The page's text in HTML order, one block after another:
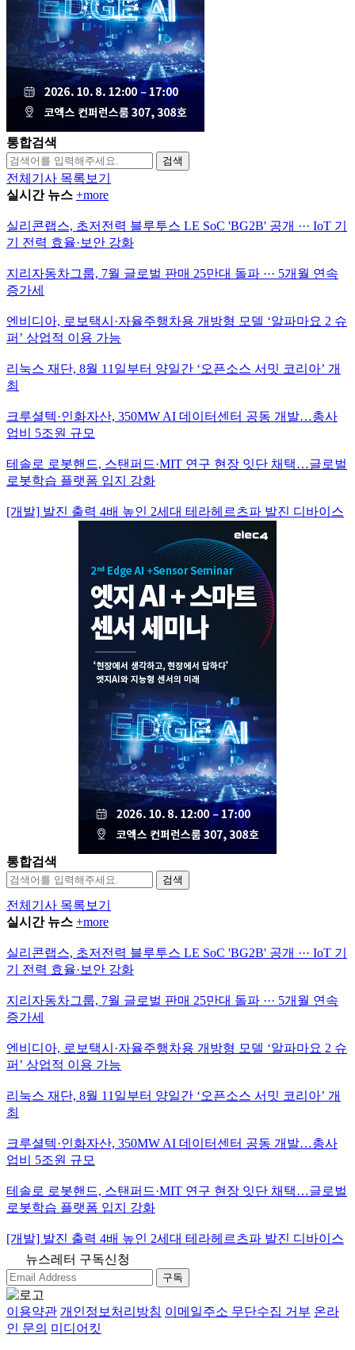
통합검색
검색
전체기사 목록보기
실시간 뉴스 +more
실리콘랩스, 초저전력 블루투스 LE SoC 'BG2B' 공개 ··· IoT 기
기 전력 효율·보안 강화
지리자동차그룹, 7월 글로벌 판매 25만대 돌파 ··· 5개월 연속
증가세
엔비디아, 로보택시·자율주행차용 개방형 모델 ‘알파마요 2 슈
퍼’ 상업적 이용 가능
리눅스 재단, 8월 11일부터 양일간 ‘오픈소스 서밋 코리아’ 개
최
크루셜텍·인화자산, 350MW AI 데이터센터 공동 개발…총사
업비 5조원 규모
테솔로 로봇핸드, 스탠퍼드·MIT 연구 현장 잇단 채택…글로벌
로봇학습 플랫폼 입지 강화
[개발] 발진 출력 4배 높인 2세대 테라헤르츠파 발진 디바이스
통합검색
검색
전체기사 목록보기
실시간 뉴스 +more
실리콘랩스, 초저전력 블루투스 LE SoC 'BG2B' 공개 ··· IoT 기
기 전력 효율·보안 강화
지리자동차그룹, 7월 글로벌 판매 25만대 돌파 ··· 5개월 연속
증가세
엔비디아, 로보택시·자율주행차용 개방형 모델 ‘알파마요 2 슈
퍼’ 상업적 이용 가능
리눅스 재단, 8월 11일부터 양일간 ‘오픈소스 서밋 코리아’ 개
최
크루셜텍·인화자산, 350MW AI 데이터센터 공동 개발…총사
업비 5조원 규모
테솔로 로봇핸드, 스탠퍼드·MIT 연구 현장 잇단 채택…글로벌
로봇학습 플랫폼 입지 강화
[개발] 발진 출력 4배 높인 2세대 테라헤르츠파 발진 디바이스
뉴스레터 구독신청
구독
이용약관 개인정보처리방침 이메일주소 무단수집 거부 온라
인 문의 미디어킷